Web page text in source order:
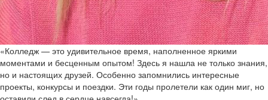
«Колледж — это удивительное время, наполненное яркими
моментами и бесценным опытом! Здесь я нашла не только знания,
но и настоящих друзей. Особенно запомнились интересные
проекты, конкурсы и поездки. Эти годы пролетели как один миг, но